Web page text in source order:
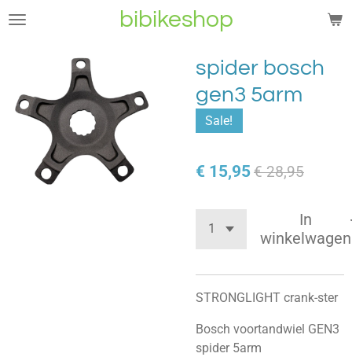
Ga
hoofdinhoud
bibikeshop
spider bosch
gen3 5arm
Sale!
€ 15,95€ 28,95
In
winkelwagen
STRONGLIGHT crank-ster
Bosch voortandwiel GEN3
spider 5arm